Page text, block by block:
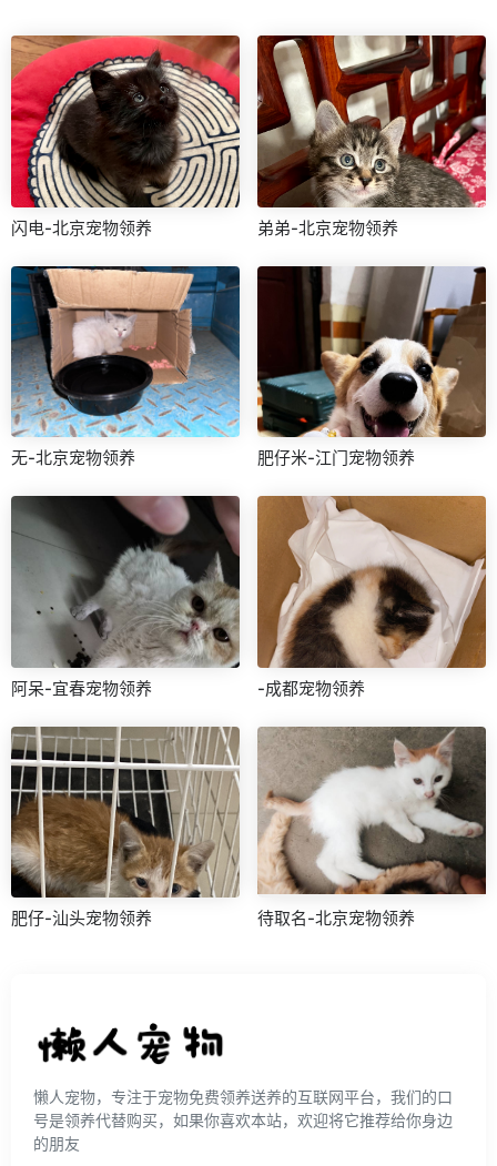
闪电-北京宠物领养 弟弟-北京宠物领养
无-北京宠物领养 肥仔米-江门宠物领养
阿呆-宜春宠物领养 -成都宠物领养
肥仔-汕头宠物领养 待取名-北京宠物领养
懒人宠物，专注于宠物免费领养送养的互联网平台，我们的口
号是领养代替购买，如果你喜欢本站，欢迎将它推荐给你身边
的朋友